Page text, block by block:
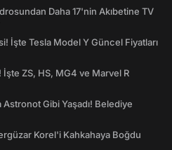
Daha 17'nin Akıbetine TV
İşte Tesla Model Y Güncel Fiyatları
ZS, HS, MG4 ve Marvel R
Astronot Gibi Yaşadı! Belediye
Korel'i Kahkahaya Boğdu